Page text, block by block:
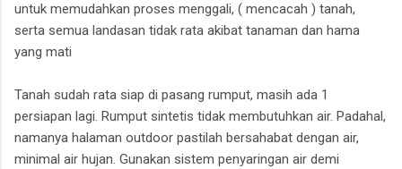
untuk memudahkan proses menggali, ( mencacah ) tanah,
serta semua landasan tidak rata akibat tanaman dan hama
yang mati
Tanah sudah rata siap di pasang rumput, masih ada 1
persiapan lagi. Rumput sintetis tidak membutuhkan air. Padahal,
namanya halaman outdoor pastilah bersahabat dengan air,
minimal air hujan. Gunakan sistem penyaringan air demi